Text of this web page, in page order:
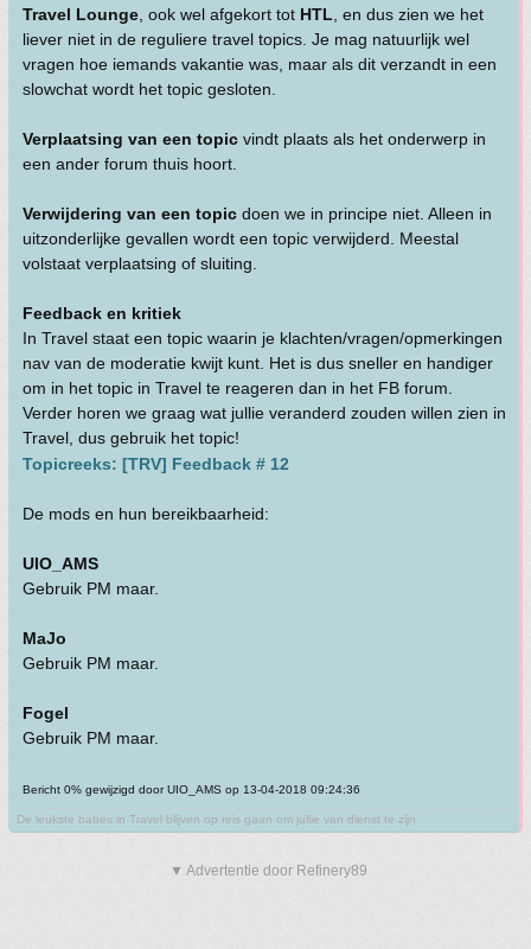
Travel Lounge , ook wel afgekort tot HTL , en dus zien we het
liever niet in de reguliere travel topics. Je mag natuurlijk wel
vragen hoe iemands vakantie was, maar als dit verzandt in een
slowchat wordt het topic gesloten.
Verplaatsing van een topic vindt plaats als het onderwerp in
een ander forum thuis hoort.
Verwijdering van een topic doen we in principe niet. Alleen in
uitzonderlijke gevallen wordt een topic verwijderd. Meestal
volstaat verplaatsing of sluiting.
Feedback en kritiek
In Travel staat een topic waarin je klachten/vragen/opmerkingen
nav van de moderatie kwijt kunt. Het is dus sneller en handiger
om in het topic in Travel te reageren dan in het FB forum.
Verder horen we graag wat jullie veranderd zouden willen zien in
Travel, dus gebruik het topic!
Topicreeks: [TRV] Feedback # 12
De mods en hun bereikbaarheid:
UIO_AMS
Gebruik PM maar.
MaJo
Gebruik PM maar.
Fogel
Gebruik PM maar.
Bericht 0% gewijzigd door UIO_AMS op 13-04-2018 09:24:36
De leukste babes in Travel blijven op reis gaan om jullie van dienst te zijn
▼ Advertentie door Refinery89